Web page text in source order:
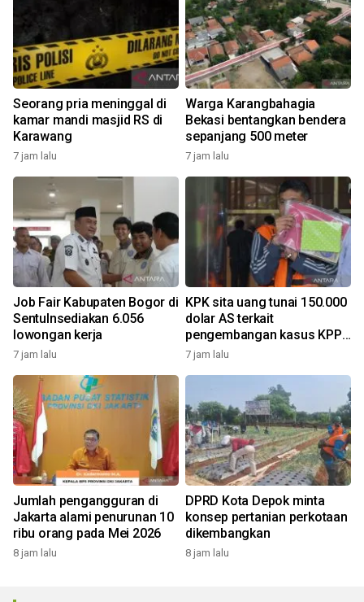
Seorang pria meninggal di
kamar mandi masjid RS di
Karawang
7 jam lalu
Warga Karangbahagia
Bekasi bentangkan bendera
sepanjang 500 meter
7 jam lalu
Job Fair Kabupaten Bogor di
Sentulnsediakan 6.056
lowongan kerja
7 jam lalu
KPK sita uang tunai 150.000
dolar AS terkait
pengembangan kasus KPP
Banjarmasin
7 jam lalu
Jumlah pengangguran di
Jakarta alami penurunan 10
ribu orang pada Mei 2026
8 jam lalu
DPRD Kota Depok minta
konsep pertanian perkotaan
dikembangkan
8 jam lalu